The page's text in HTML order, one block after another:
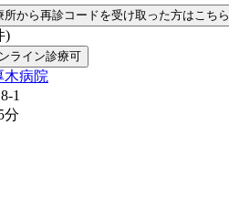
所から再診コードを受け取った方はこちら
)
ライン診療可
木病院
1
分